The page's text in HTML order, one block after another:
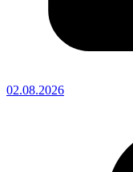
02.08.2026